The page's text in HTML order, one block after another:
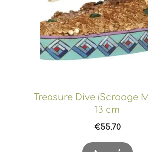
Treasure Dive (Scrooge
13 cm
€55.70